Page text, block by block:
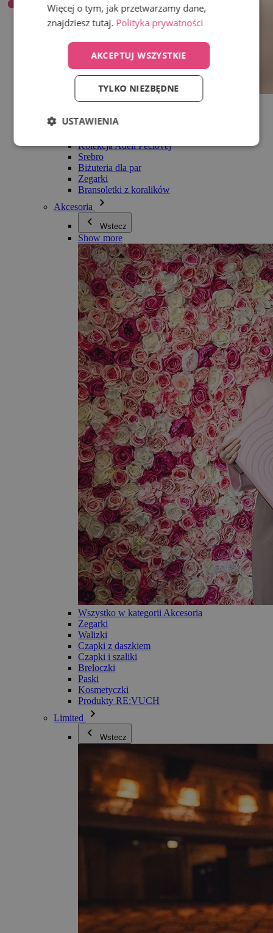
Wszystko w kategorii Biżuteria
Bransoletki
Kolekcja Adéli Pečlovej
Srebro
Biżuteria dla par
Zegarki
Bransoletki z koralików
Akcesoria
Wstecz
Show more
Wszystko w kategorii Akcesoria
Zegarki
Walizki
Czapki z daszkiem
Czapki i szaliki
Breloczki
Paski
Kosmetyczki
Produkty RE:VUCH
Limited
Wstecz
Więcej o tym, jak przetwarzamy dane,
znajdziesz tutaj. Polityka prywatności
AKCEPTUJ WSZYSTKIE
TYLKO NIEZBĘDNE
USTAWIENIA